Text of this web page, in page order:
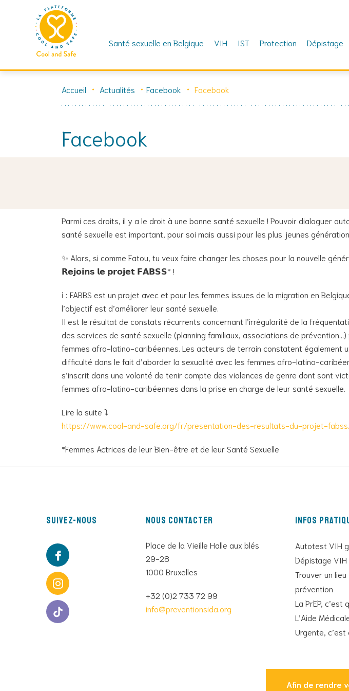
Skip
Santé sexuelle en Belgique VIH IST Protection Dépistage
Accueil Actualités Facebook Facebook
Facebook
Parmi ces droits, il y a le droit à une bonne santé sexuelle ! Pouvoir dialoguer
santé sexuelle est important, pour soi mais aussi pour les plus jeunes
✨ Alors, si comme Fatou, tu veux faire changer les choses pour la nouvelle
𝗥𝗲𝗷𝗼𝗶𝗻𝘀 𝗹𝗲 𝗽𝗿𝗼𝗷𝗲𝘁 𝗙𝗔𝗕𝗦𝗦* !
ℹ️ : FABBS est un projet avec et pour les femmes issues de la migration en
l’objectif est d’améliorer leur santé sexuelle.
Il est le résultat de constats récurrents concernant l’irrégularité de la
des services de santé sexuelle (planning familiaux, associations de prévention…)
femmes afro-latino-caribéennes. Les acteurs de terrain constatent également
difficulté dans le fait d’aborder la sexualité avec les femmes afro-latino-
s’inscrit dans une volonté de tenir compte des violences de genre dont sont
femmes afro-latino-caribéennes dans la prise en charge de leur santé sexuelle.
Lire la suite ⤵️
https://www.cool-and-safe.org/fr/presentation-des-resultats-du-projet-
*Femmes Actrices de leur Bien-être et de leur Santé Sexuelle
Suivez-nous Nous contacter
Place de la Vieille Halle aux blés
29-28
1000 Bruxelles
+32 (0)2 733 72 99
info@preventionsida.org
Infos
Autotest VIH
Dépistage
Trouver un lieu
prévention
La PrEP, c’est
L’Aide
Urgente, c’est
Afin de rendre